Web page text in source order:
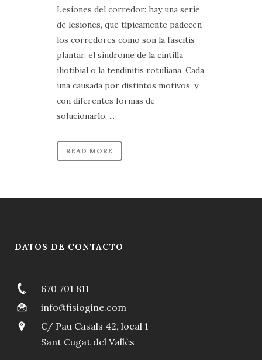
Lesiones del corredor: hay una serie
de lesiones, que típicamente padecen
los corredores como son la fascitis
plantar, el síndrome de la cintilla
iliotibial o la tendinitis rotuliana. Cada
una causada por distintos motivos, y
con diferentes formas de
solucionarlo. ...
READ MORE
DATOS DE CONTACTO
670 701 811
info@fisiogine.com
C/ Pau Casals 42, local 1
Sant Cugat del Vallès